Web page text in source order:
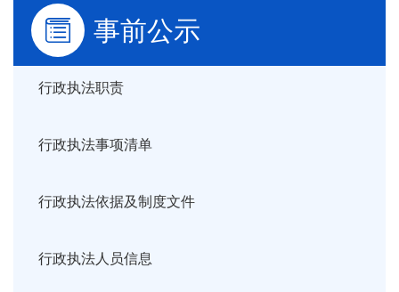
事前公示
行政执法职责
行政执法事项清单
行政执法依据及制度文件
行政执法人员信息